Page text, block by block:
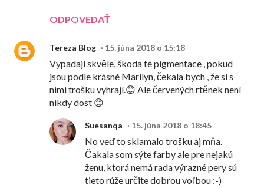
ODPOVEDAŤ
Tereza Blog 15. júna 2018 o 15:18
Vypadají skvěle, škoda té pigmentace , pokud
jsou podle krásné Marilyn, čekala bych , že si s
nimi trošku vyhrají.😊 Ale červených rtěnek není
nikdy dost 😊
Suesanqa 15. júna 2018 o 18:45
No veď to sklamalo trošku aj mňa.
Čakala som sýte farby ale pre nejakú
ženu, ktorá nemá rada výrazné pery sú
tieto rúže určite dobrou voľbou :-)